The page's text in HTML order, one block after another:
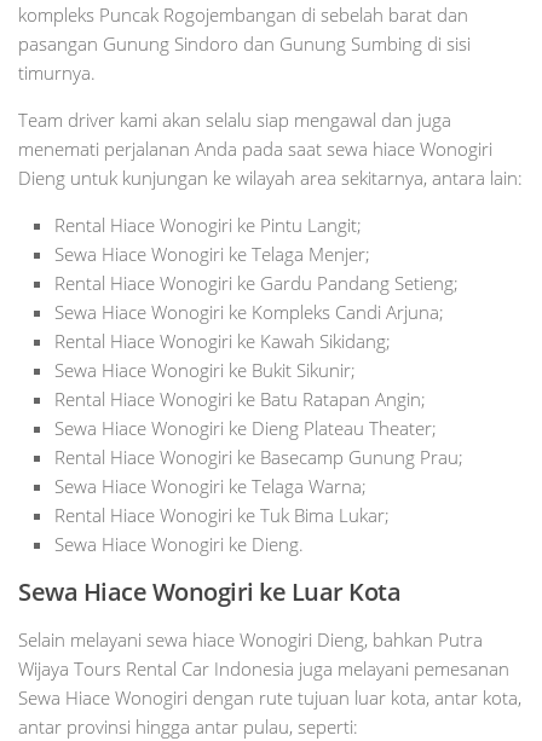
kompleks Puncak Rogojembangan di sebelah barat dan
pasangan Gunung Sindoro dan Gunung Sumbing di sisi
timurnya.
Team driver kami akan selalu siap mengawal dan juga
menemati perjalanan Anda pada saat sewa hiace Wonogiri
Dieng untuk kunjungan ke wilayah area sekitarnya, antara lain:
Rental Hiace Wonogiri ke Pintu Langit;
Sewa Hiace Wonogiri ke Telaga Menjer;
Rental Hiace Wonogiri ke Gardu Pandang Setieng;
Sewa Hiace Wonogiri ke Kompleks Candi Arjuna;
Rental Hiace Wonogiri ke Kawah Sikidang;
Sewa Hiace Wonogiri ke Bukit Sikunir;
Rental Hiace Wonogiri ke Batu Ratapan Angin;
Sewa Hiace Wonogiri ke Dieng Plateau Theater;
Rental Hiace Wonogiri ke Basecamp Gunung Prau;
Sewa Hiace Wonogiri ke Telaga Warna;
Rental Hiace Wonogiri ke Tuk Bima Lukar;
Sewa Hiace Wonogiri ke Dieng.
Sewa Hiace Wonogiri ke Luar Kota
Selain melayani sewa hiace Wonogiri Dieng, bahkan Putra
Wijaya Tours Rental Car Indonesia juga melayani pemesanan
Sewa Hiace Wonogiri dengan rute tujuan luar kota, antar kota,
antar provinsi hingga antar pulau, seperti: